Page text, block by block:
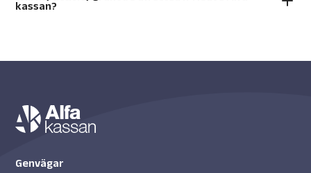
kassan?
Genvägar